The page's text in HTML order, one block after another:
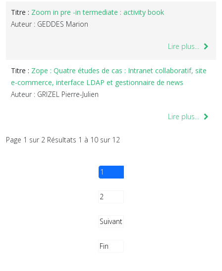
Titre : Zoom in pre -in termediate : activity book
Auteur : GEDDES Marion
Lire plus...
Titre : Zope : Quatre études de cas : Intranet collaboratif, site
e-commerce, interface LDAP et gestionnaire de news
Auteur : GRIZEL Pierre-Julien
Lire plus...
Page 1 sur 2 Résultats 1 à 10 sur 12
1
2
Suivant
Fin